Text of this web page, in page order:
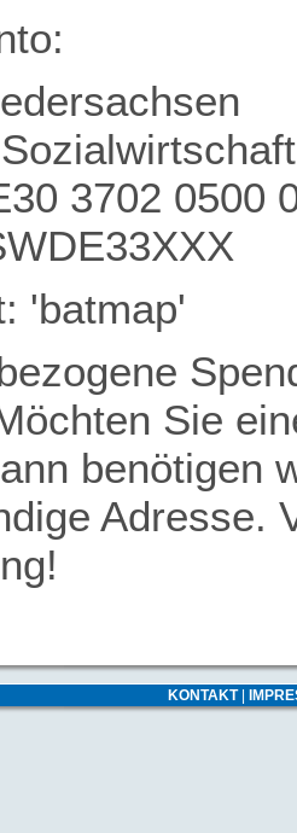
3702 0500
'batmap'
Sie
benötigen
Adresse.
KONTAKT|